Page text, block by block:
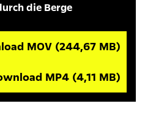
die Berge
MOV (244,67 MB)
MP4 (4,11 MB)